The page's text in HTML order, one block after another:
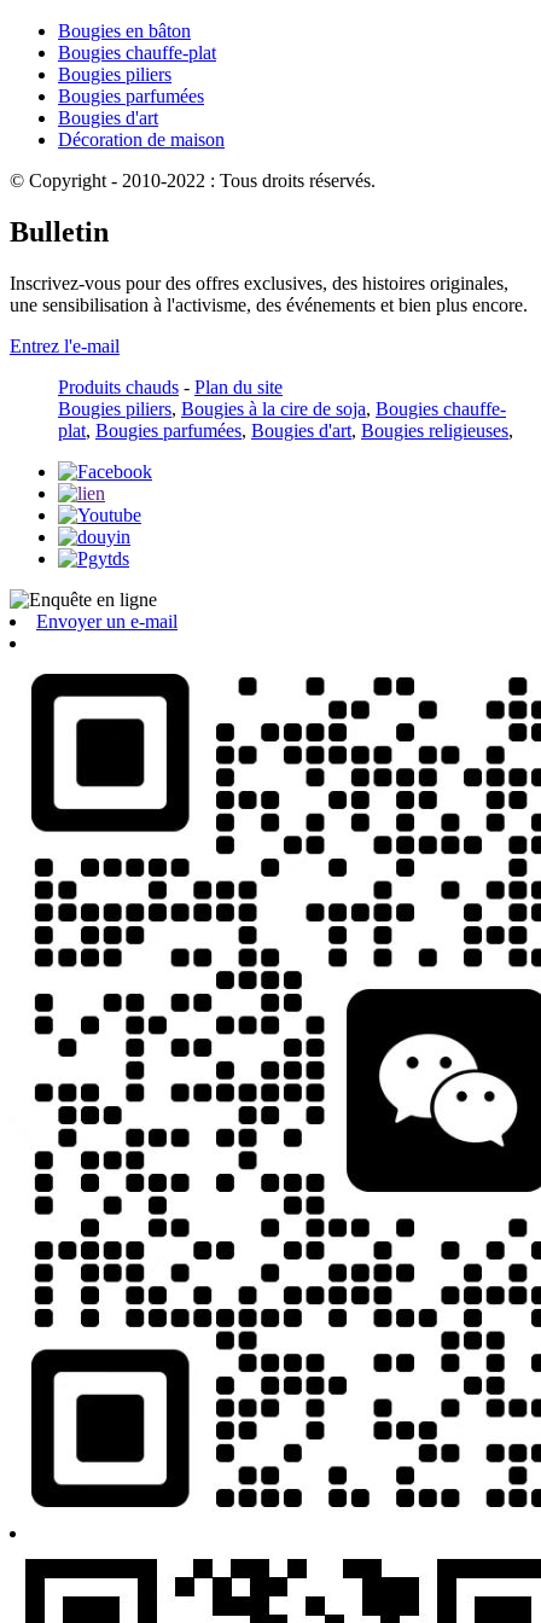
Bougies en bâton
Bougies chauffe-plat
Bougies piliers
Bougies parfumées
Bougies d'art
Décoration de maison
© Copyright - 2010-2022 : Tous droits réservés.
Bulletin
Inscrivez-vous pour des offres exclusives, des histoires originales,
une sensibilisation à l'activisme, des événements et bien plus encore.
Entrez l'e-mail
Produits chauds - Plan du site
Bougies piliers, Bougies à la cire de soja, Bougies chauffe-
plat, Bougies parfumées, Bougies d'art, Bougies religieuses,
Envoyer un e-mail